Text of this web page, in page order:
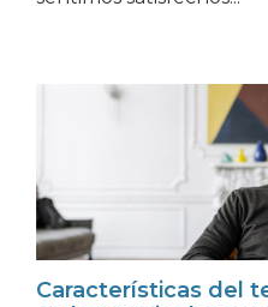
Características del